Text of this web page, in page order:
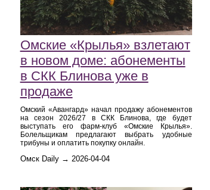
Омские «Крылья» взлетают
в новом доме: абонементы
в СКК Блинова уже в
продаже
Омский «Авангард» начал продажу абонементов
на сезон 2026/27 в СКК Блинова, где будет
выступать его фарм-клуб «Омские Крылья».
Болельщикам предлагают выбрать удобные
трибуны и оплатить покупку онлайн.
Омск Daily → 2026-04-04